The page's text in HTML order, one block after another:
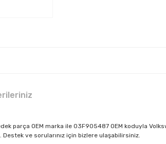
parça OEM marka ile 03F905487 OEM koduyla
ve sorularınız için bizlere ulaşabilirsiniz.